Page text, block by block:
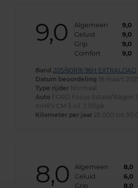
9,0 Algemeen
9,0
Geluid
9,0
Grip
9,0
Comfort
9,0
Band 205/60R16 96H EXTRALOAD
Datum beoordeling 18 maart
Type rijder Normaal
Auto FORD Focus Estate/Wagon
mHEV CM 3-cil. J 155pk
Kilometer per jaar 25.000 tot
8,0 Algemeen
8,0
Geluid
6,0
Grip
8,0